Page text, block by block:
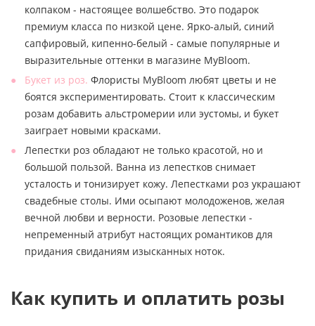
колпаком - настоящее волшебство. Это подарок
премиум класса по низкой цене. Ярко-алый, синий
сапфировый, кипенно-белый - самые популярные и
выразительные оттенки в магазине MyBloom.
Букет из роз. Флористы MyBloom любят цветы и не
боятся экспериментировать. Стоит к классическим
розам добавить альстромерии или эустомы, и букет
заиграет новыми красками.
Лепестки роз обладают не только красотой, но и
большой пользой. Ванна из лепестков снимает
усталость и тонизирует кожу. Лепестками роз украшают
свадебные столы. Ими осыпают молодоженов, желая
вечной любви и верности. Розовые лепестки -
непременный атрибут настоящих романтиков для
придания свиданиям изысканных ноток.
Как купить и оплатить розы